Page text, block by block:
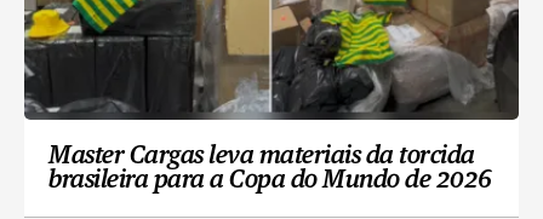
Master Cargas leva materiais da torcida
brasileira para a Copa do Mundo de 2026